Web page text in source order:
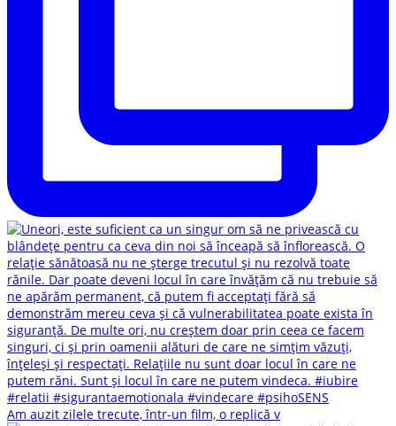
Am auzit zilele trecute, într-un film, o replică v